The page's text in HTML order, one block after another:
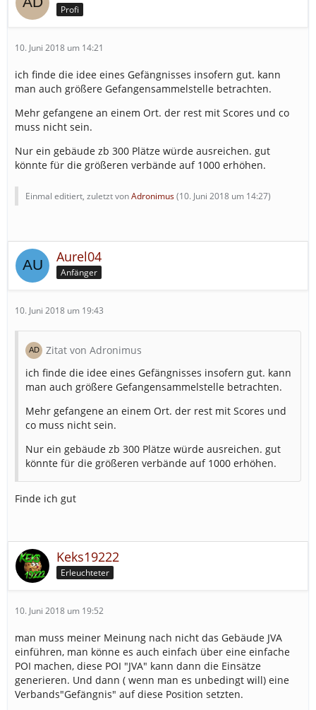
Profi
10. Juni 2018 um 14:21
ich finde die idee eines Gefängnisses insofern gut. kann
man auch größere Gefangensammelstelle betrachten.
Mehr gefangene an einem Ort. der rest mit Scores und co
muss nicht sein.
Nur ein gebäude zb 300 Plätze würde ausreichen. gut
könnte für die größeren verbände auf 1000 erhöhen.
Einmal editiert, zuletzt vonAdronimus(10. Juni 2018 um 14:27)
Aurel04
Anfänger
10. Juni 2018 um 19:43
Zitat von Adronimus
ich finde die idee eines Gefängnisses insofern gut. kann
man auch größere Gefangensammelstelle betrachten.
Mehr gefangene an einem Ort. der rest mit Scores und
co muss nicht sein.
Nur ein gebäude zb 300 Plätze würde ausreichen. gut
könnte für die größeren verbände auf 1000 erhöhen.
Finde ich gut
Keks19222
Erleuchteter
10. Juni 2018 um 19:52
man muss meiner Meinung nach nicht das Gebäude JVA
einführen, man könne es auch einfach über eine einfache
POI machen, diese POI "JVA" kann dann die Einsätze
generieren. Und dann ( wenn man es unbedingt will) eine
Verbands"Gefängnis" auf diese Position setzten.